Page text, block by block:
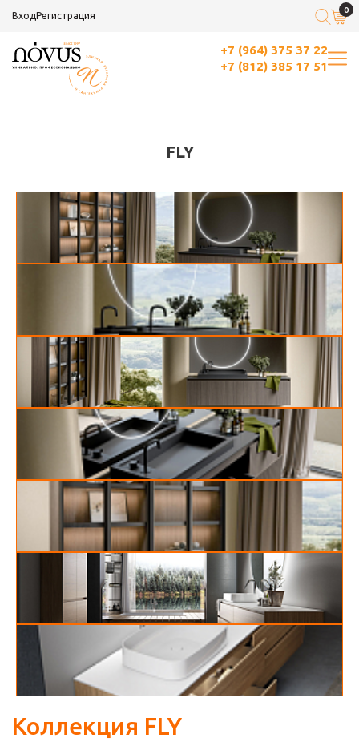
ВходРегистрация
0
+7 (964) 375 37 22
+7 (812) 385 17 51
FLY
Коллекция FLY